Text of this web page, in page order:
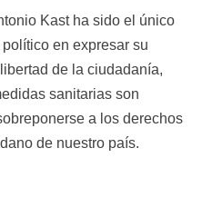
Kast ha sido el único
en expresar su
de la ciudadanía,
sanitarias son
a los derechos
de nuestro país.